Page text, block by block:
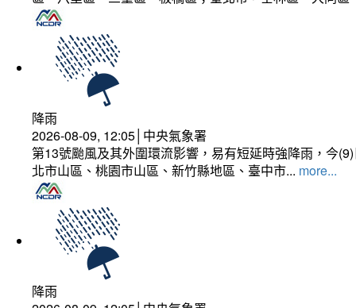
降雨
2026-08-09, 12:05│中央氣象署
第13號颱風及其外圍環流影響，易有短延時強降雨，今
北市山區、桃園市山區、新竹縣地區、臺中市... more...
降雨